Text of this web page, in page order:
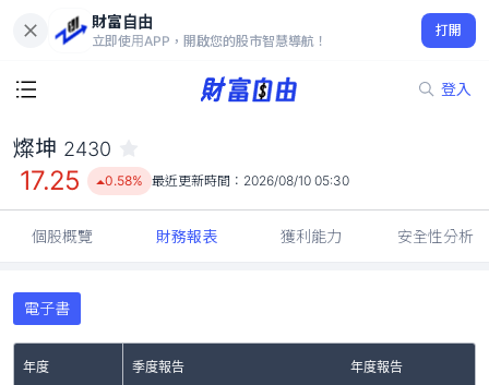
財富自由
立即使用APP，開啟您的股市智慧導航！
打開
登入
17.25
0.58%
燦坤 2430
17.25 0.58% 最近更新時間： 2026/08/10 05:30
個股概覽 財務報表 獲利能力 安全性分析
電子書
年度 季度報告 年度報告